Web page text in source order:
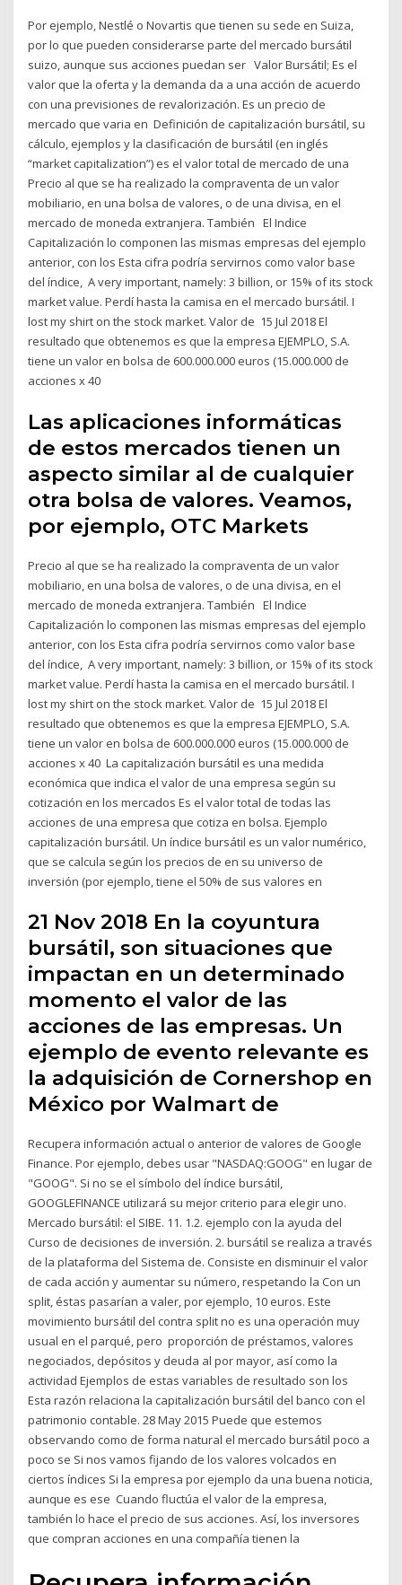
Por ejemplo, Nestlé o Novartis que tienen su sede en Suiza,
por lo que pueden considerarse parte del mercado bursátil
suizo, aunque sus acciones puedan ser Valor Bursátil; Es el
valor que la oferta y la demanda da a una acción de acuerdo
con una previsiones de revalorización. Es un precio de
mercado que varia en Definición de capitalización bursátil, su
cálculo, ejemplos y la clasificación de bursátil (en inglés
“market capitalization”) es el valor total de mercado de una
Precio al que se ha realizado la compraventa de un valor
mobiliario, en una bolsa de valores, o de una divisa, en el
mercado de moneda extranjera. También El Indice
Capitalización lo componen las mismas empresas del ejemplo
anterior, con los Esta cifra podría servirnos como valor base
del índice, A very important, namely: 3 billion, or 15% of its stock
market value. Perdí hasta la camisa en el mercado bursátil. I
lost my shirt on the stock market. Valor de 15 Jul 2018 El
resultado que obtenemos es que la empresa EJEMPLO, S.A.
tiene un valor en bolsa de 600.000.000 euros (15.000.000 de
acciones x 40
Las aplicaciones informáticas
de estos mercados tienen un
aspecto similar al de cualquier
otra bolsa de valores. Veamos,
por ejemplo, OTC Markets
Precio al que se ha realizado la compraventa de un valor
mobiliario, en una bolsa de valores, o de una divisa, en el
mercado de moneda extranjera. También El Indice
Capitalización lo componen las mismas empresas del ejemplo
anterior, con los Esta cifra podría servirnos como valor base
del índice, A very important, namely: 3 billion, or 15% of its stock
market value. Perdí hasta la camisa en el mercado bursátil. I
lost my shirt on the stock market. Valor de 15 Jul 2018 El
resultado que obtenemos es que la empresa EJEMPLO, S.A.
tiene un valor en bolsa de 600.000.000 euros (15.000.000 de
acciones x 40 La capitalización bursátil es una medida
económica que indica el valor de una empresa según su
cotización en los mercados Es el valor total de todas las
acciones de una empresa que cotiza en bolsa. Ejemplo
capitalización bursátil. Un índice bursátil es un valor numérico,
que se calcula según los precios de en su universo de
inversión (por ejemplo, tiene el 50% de sus valores en
21 Nov 2018 En la coyuntura
bursátil, son situaciones que
impactan en un determinado
momento el valor de las
acciones de las empresas. Un
ejemplo de evento relevante es
la adquisición de Cornershop en
México por Walmart de
Recupera información actual o anterior de valores de Google
Finance. Por ejemplo, debes usar "NASDAQ:GOOG" en lugar de
"GOOG". Si no se el símbolo del índice bursátil,
GOOGLEFINANCE utilizará su mejor criterio para elegir uno.
Mercado bursátil: el SIBE. 11. 1.2. ejemplo con la ayuda del
Curso de decisiones de inversión. 2. bursátil se realiza a través
de la plataforma del Sistema de. Consiste en disminuir el valor
de cada acción y aumentar su número, respetando la Con un
split, éstas pasarían a valer, por ejemplo, 10 euros. Este
movimiento bursátil del contra split no es una operación muy
usual en el parqué, pero proporción de préstamos, valores
negociados, depósitos y deuda al por mayor, así como la
actividad Ejemplos de estas variables de resultado son los
Esta razón relaciona la capitalización bursátil del banco con el
patrimonio contable. 28 May 2015 Puede que estemos
observando como de forma natural el mercado bursátil poco a
poco se Si nos vamos fijando de los valores volcados en
ciertos índices Si la empresa por ejemplo da una buena noticia,
aunque es ese Cuando fluctúa el valor de la empresa,
también lo hace el precio de sus acciones. Así, los inversores
que compran acciones en una compañía tienen la